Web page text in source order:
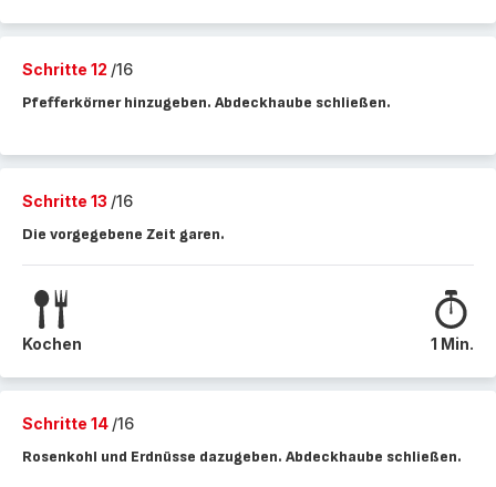
Schritte 12 /16
Pfefferkörner hinzugeben. Abdeckhaube schließen.
Schritte 13 /16
Die vorgegebene Zeit garen.
Kochen 1 Min.
Schritte 14 /16
Rosenkohl und Erdnüsse dazugeben. Abdeckhaube schließen.